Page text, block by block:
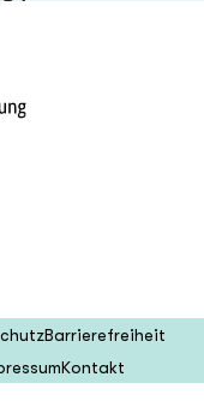
Barrierefreiheit
Kontakt